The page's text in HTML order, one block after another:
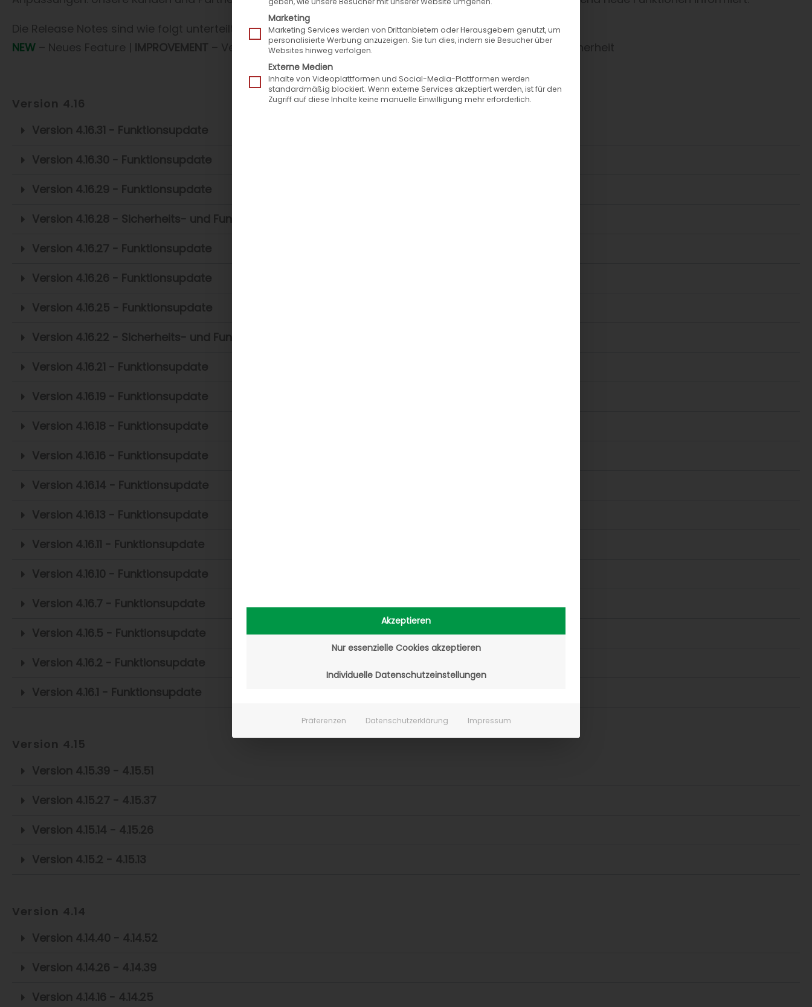
Die Release Notes sind wie folgt unterteilt und gekennzeichnet:
NEW – Neues Feature | IMPROVEMENT – Verbesserung |CHANGE– Änderung | FIX – Lösung |SECURITY– Sicherheit
Version 4.16
Version 4.16.31 - Funktionsupdate
Version 4.16.30 - Funktionsupdate
Version 4.16.29 - Funktionsupdate
Version 4.16.28 - Sicherheits- und Funktionsupdate
Version 4.16.27 - Funktionsupdate
Version 4.16.26 - Funktionsupdate
Version 4.16.25 - Funktionsupdate
Version 4.16.22 - Sicherheits- und Funktionsupdate
Version 4.16.21 - Funktionsupdate
Version 4.16.19 - Funktionsupdate
Version 4.16.18 - Funktionsupdate
Version 4.16.16 - Funktionsupdate
Version 4.16.14 - Funktionsupdate
Version 4.16.13 - Funktionsupdate
Version 4.16.11 - Funktionsupdate
Version 4.16.10 - Funktionsupdate
Version 4.16.7 - Funktionsupdate
Version 4.16.5 - Funktionsupdate
Version 4.16.2 - Funktionsupdate
Version 4.16.1 - Funktionsupdate
Version 4.15
Version 4.15.39 - 4.15.51
Version 4.15.27 - 4.15.37
Version 4.15.14 - 4.15.26
Version 4.15.2 - 4.15.13
Version 4.14
Version 4.14.40 - 4.14.52
Version 4.14.26 - 4.14.39
Version 4.14.16 - 4.14.25
Marketing
Marketing Services werden von Drittanbietern oder Herausgebern genutzt, um
personalisierte Werbung anzuzeigen. Sie tun dies, indem sie Besucher über
Websites hinweg verfolgen.
Externe Medien
Inhalte von Videoplattformen und Social-Media-Plattformen werden
standardmäßig blockiert. Wenn externe Services akzeptiert werden, ist für den
Zugriff auf diese Inhalte keine manuelle Einwilligung mehr erforderlich.
Akzeptieren
Nur essenzielle Cookies akzeptieren
Individuelle Datenschutzeinstellungen
Präferenzen Datenschutzerklärung Impressum